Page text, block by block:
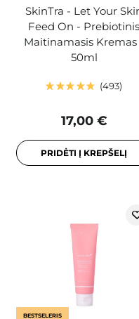
SkinTra - Let Your
Feed On - Prebiotinis
Maitinamasis Kremas
50ml
493
17,00 €
PRIDĖTI Į KREPŠELĮ
BESTSELERIS